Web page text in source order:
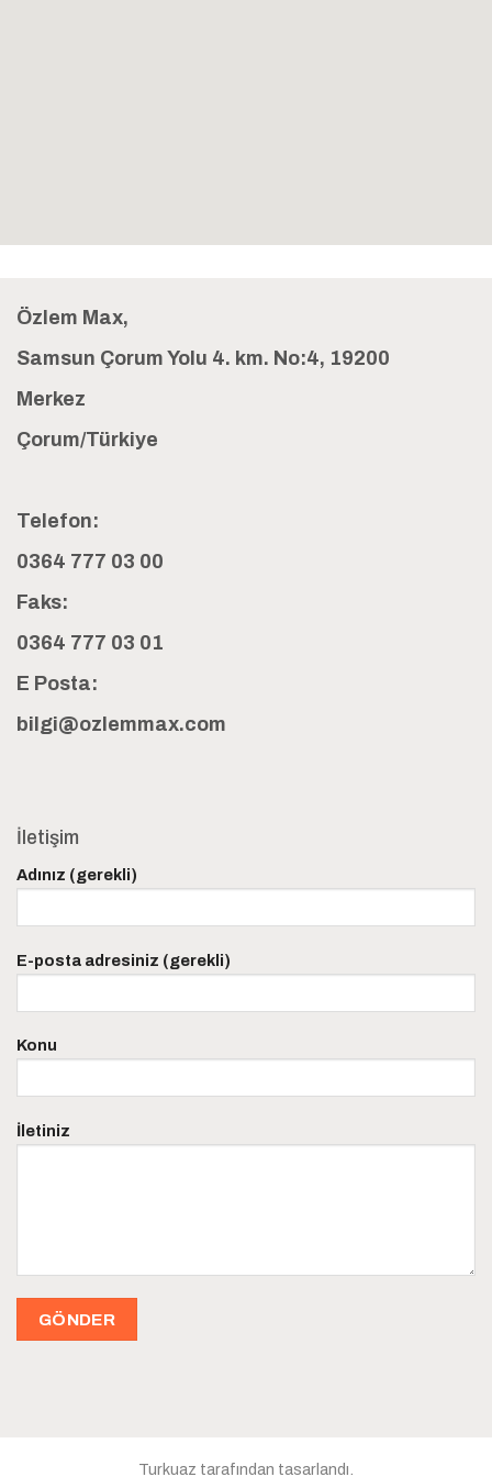
Özlem Max,
Samsun Çorum Yolu 4. km. No:4, 19200
Merkez
Çorum/Türkiye
Telefon:
0364 777 03 00
Faks:
0364 777 03 01
E Posta:
bilgi@ozlemmax.com
İletişim
Adınız (gerekli)
E-posta adresiniz (gerekli)
Konu
İletiniz
Turkuaz tarafından tasarlandı.